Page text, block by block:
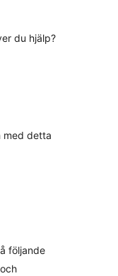
du hjälp?
med detta
följande
och